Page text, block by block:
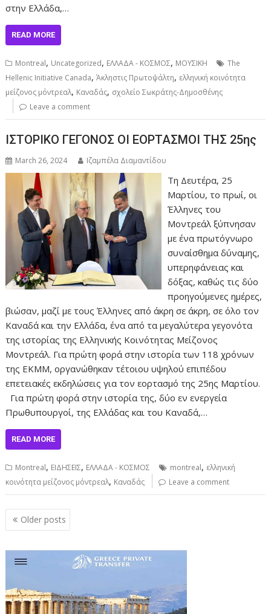
στην Ελλάδα,…
READ MORE
Montreal, Uncategorized, ΕΛΛΑΔΑ - ΚΟΣΜΟΣ, ΜΟΥΣΙΚΗ
The
Hellenic Initiative Canada,Άκληστις Πρωτοψάλτη, ελληνική κοινότητα
μείζονος μόντρεαλ, Καναδάς, σχολείο Σωκράτης-Δημοσθένης
Leave a comment
ΙΣΤΟΡΙΚΟ ΓΕΓΟΝΟΣ ΟΙ ΕΟΡΤΑΣΜΟΙ ΤΗΣ 25ης
March 26, 2024 Ιζαμπέλα Διαμαντίδου
Τη Δευτέρα, 25
Μαρτίου, το πρωί, οι
Έλληνες του
Μοντρεάλ ξύπνησαν
με ένα πρωτόγνωρο
συναίσθημα δύναμης,
υπερηφάνειας και
δόξας, καθώς τις δύο
προηγούμενες ημέρες,
βιώσαν, μαζί με τους Έλληνες από άκρη σε άκρη, σε όλο τον
Καναδά και την Ελλάδα, ένα από τα μεγαλύτερα γεγονότα
της ιστορίας της Ελληνικής Κοινότητας Μείζονος
Μοντρεάλ. Για πρώτη φορά στην ιστορία των 118 χρόνων
της ΕΚΜΜ, οργανώθηκαν τέτοιου υψηλού επιπέδου
επετειακές εκδηλώσεις για τον εορτασμό της 25ης Μαρτίου.
Για πρώτη φορά στην ιστορία της, δύο εν ενεργεία
Πρωθυπουργοί, της Ελλάδας και του Καναδά,…
READ MORE
Montreal, ΕΙΔΗΣΕΙΣ, ΕΛΛΑΔΑ - ΚΟΣΜΟΣ montreal, ελληνική
κοινότητα μείζονος μόντρεαλ, Καναδάς Leave a comment
Posts
navigation
Older posts